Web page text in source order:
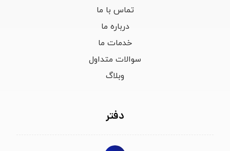
تماس با ما
درباره ما
خدمات ما
سوالات متداول
وبلاگ
دفتر